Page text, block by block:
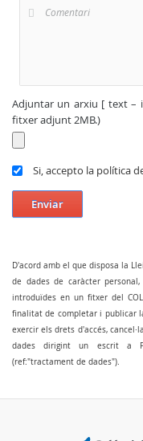
Adjuntar un arxiu [ text –
fitxer adjunt 2MB.)
Si, accepto la política
Enviar
D'acord amb el que disposa la
de dades de caràcter
introduïdes en un fitxer del
finalitat de completar i publicar
exercir els drets d'accés,
dades dirigint un escrit a
(ref:"tractament de dades").